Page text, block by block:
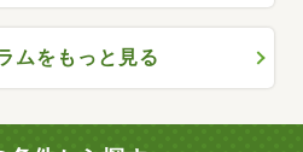
ムをもっと見る